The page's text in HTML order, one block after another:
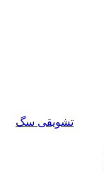
تشویقی سگ